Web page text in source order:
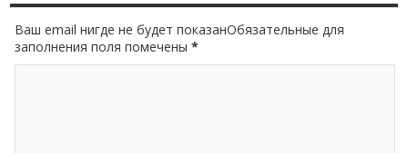
Ваш email нигде не будет показанОбязательные для
заполнения поля помечены*